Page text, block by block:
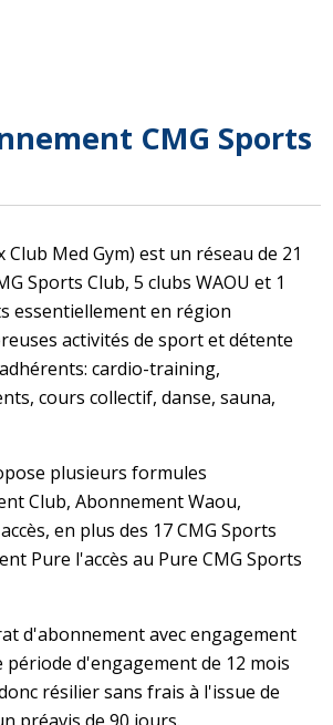
CMG Sports
Club Med Gym) est un réseau de 21
Sports Club, 5 clubs WAOU et 1
essentiellement en région
activités de sport et détente
cardio-training,
cours collectif, danse, sauna,
plusieurs formules
Club, Abonnement Waou,
en plus des 17 CMG Sports
Pure l'accès au Pure CMG Sports
d'abonnement avec engagement
d'engagement de 12 mois
résilier sans frais à l'issue de